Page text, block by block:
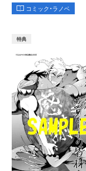
コミック・ラノベ
特典